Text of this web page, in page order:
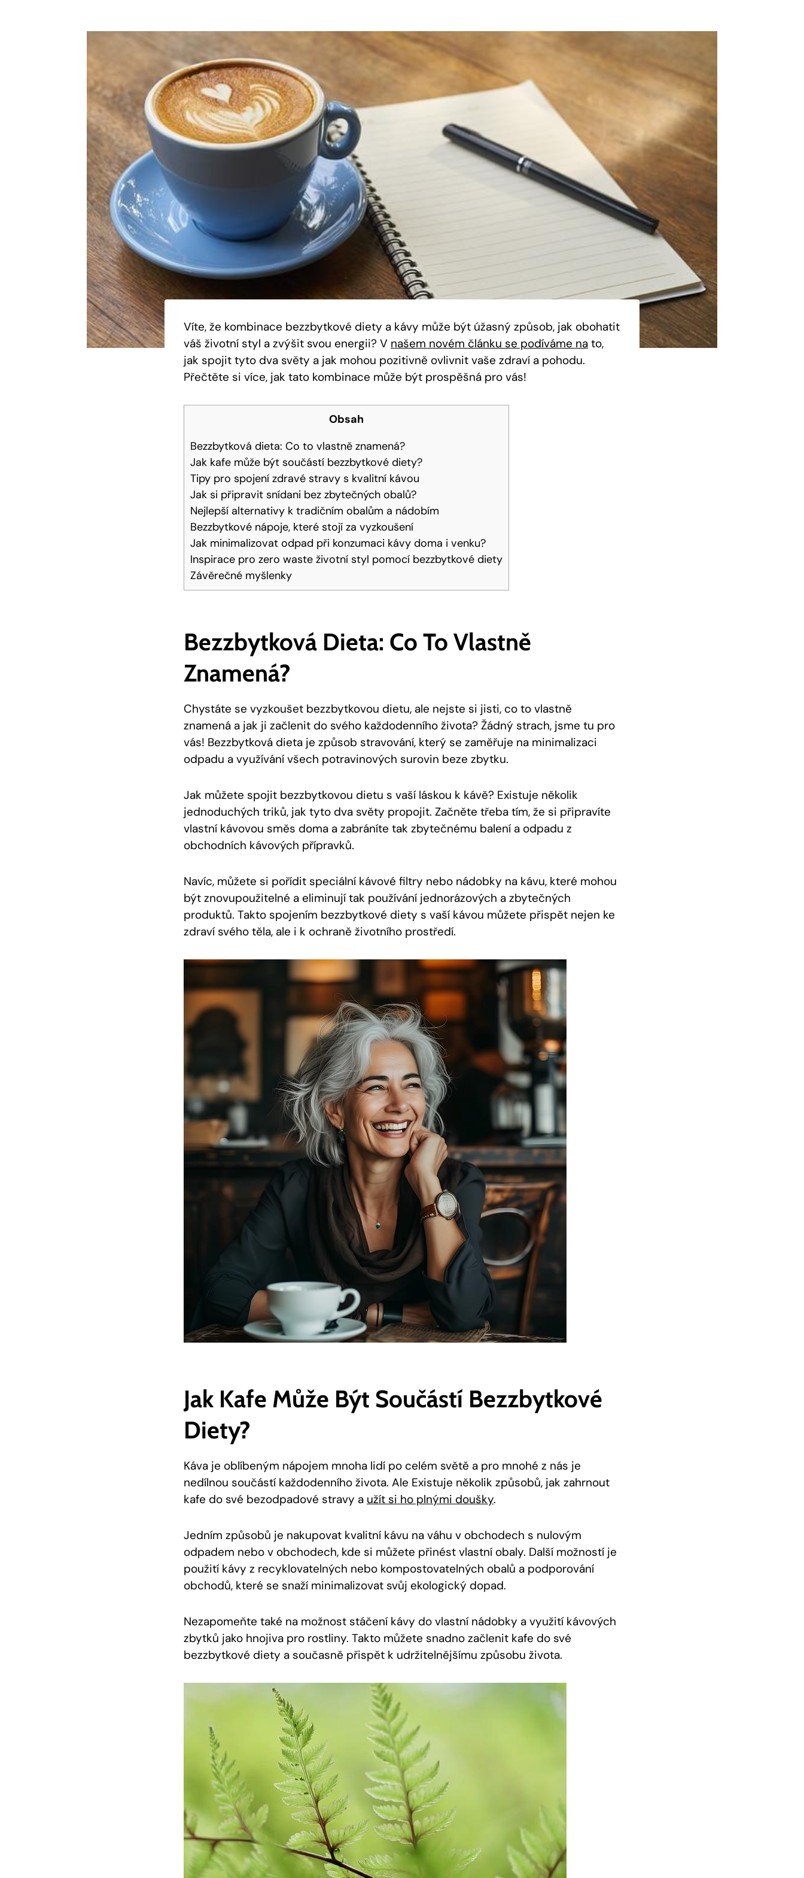
Víte, že kombinace bezzbytkové diety a kávy může být úžasný způsob, jak obohatit
váš životní styl a zvýšit svou energii? V našem novém článku se podíváme na to,
jak spojit tyto dva světy a jak mohou pozitivně ovlivnit vaše zdraví a pohodu.
Přečtěte si více, jak tato kombinace může být prospěšná pro vás!
Obsah
Bezzbytková dieta: Co to vlastně znamená?
Jak kafe může být součástí bezzbytkové diety?
Tipy pro spojení zdravé stravy s kvalitní kávou
Jak si připravit snídani bez zbytečných obalů?
Nejlepší alternativy k tradičním obalům a nádobím
Bezzbytkové nápoje, které stojí za vyzkoušení
Jak minimalizovat odpad při konzumaci kávy doma i venku?
Inspirace pro zero waste životní styl pomocí bezzbytkové diety
Závěrečné myšlenky
Bezzbytková Dieta: Co To Vlastně
Znamená?
Chystáte se vyzkoušet bezzbytkovou dietu, ale nejste si jisti, co to vlastně
znamená a jak ji začlenit do svého každodenního života? Žádný strach, jsme tu pro
vás! Bezzbytková dieta je způsob stravování, který se zaměřuje na minimalizaci
odpadu a využívání všech potravinových surovin beze zbytku.
Jak můžete spojit bezzbytkovou dietu s vaší láskou k kávě? Existuje několik
jednoduchých triků, jak tyto dva světy propojit. Začněte třeba tím, že si připravíte
vlastní kávovou směs doma a zabráníte tak zbytečnému balení a odpadu z
obchodních kávových přípravků.
Navíc, můžete si pořídit speciální kávové filtry nebo nádobky na kávu, které mohou
být znovupoužitelné a eliminují tak používání jednorázových a zbytečných
produktů. Takto spojením bezzbytkové diety s vaší kávou můžete přispět nejen ke
zdraví svého těla, ale i k ochraně životního prostředí.
Jak Kafe Může Být Součástí Bezzbytkové
Diety?
Káva je oblíbeným nápojem mnoha lidí po celém světě a pro mnohé z nás je
nedílnou součástí každodenního života. Ale Existuje několik způsobů, jak zahrnout
kafe do své bezodpadové stravy a užít si ho plnými doušky.
Jedním způsobů je nakupovat kvalitní kávu na váhu v obchodech s nulovým
odpadem nebo v obchodech, kde si můžete přinést vlastní obaly. Další možností je
použití kávy z recyklovatelných nebo kompostovatelných obalů a podporování
obchodů, které se snaží minimalizovat svůj ekologický dopad.
Nezapomeňte také na možnost stáčení kávy do vlastní nádobky a využití kávových
zbytků jako hnojiva pro rostliny. Takto můžete snadno začlenit kafe do své
bezzbytkové diety a současně přispět k udržitelnějšímu způsobu života.